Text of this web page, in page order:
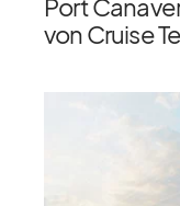
von Cruise